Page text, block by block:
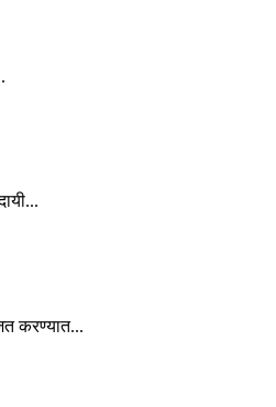
करण्यात...